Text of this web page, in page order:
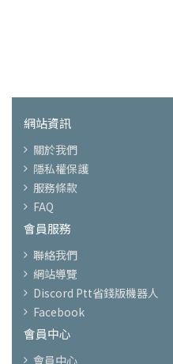
網站資訊
關於我們
隱私權保護
服務條款
FAQ
會員服務
聯絡我們
網站導覽
Discord Ptt省錢版機器人
Facebook
會員中心
會員中心